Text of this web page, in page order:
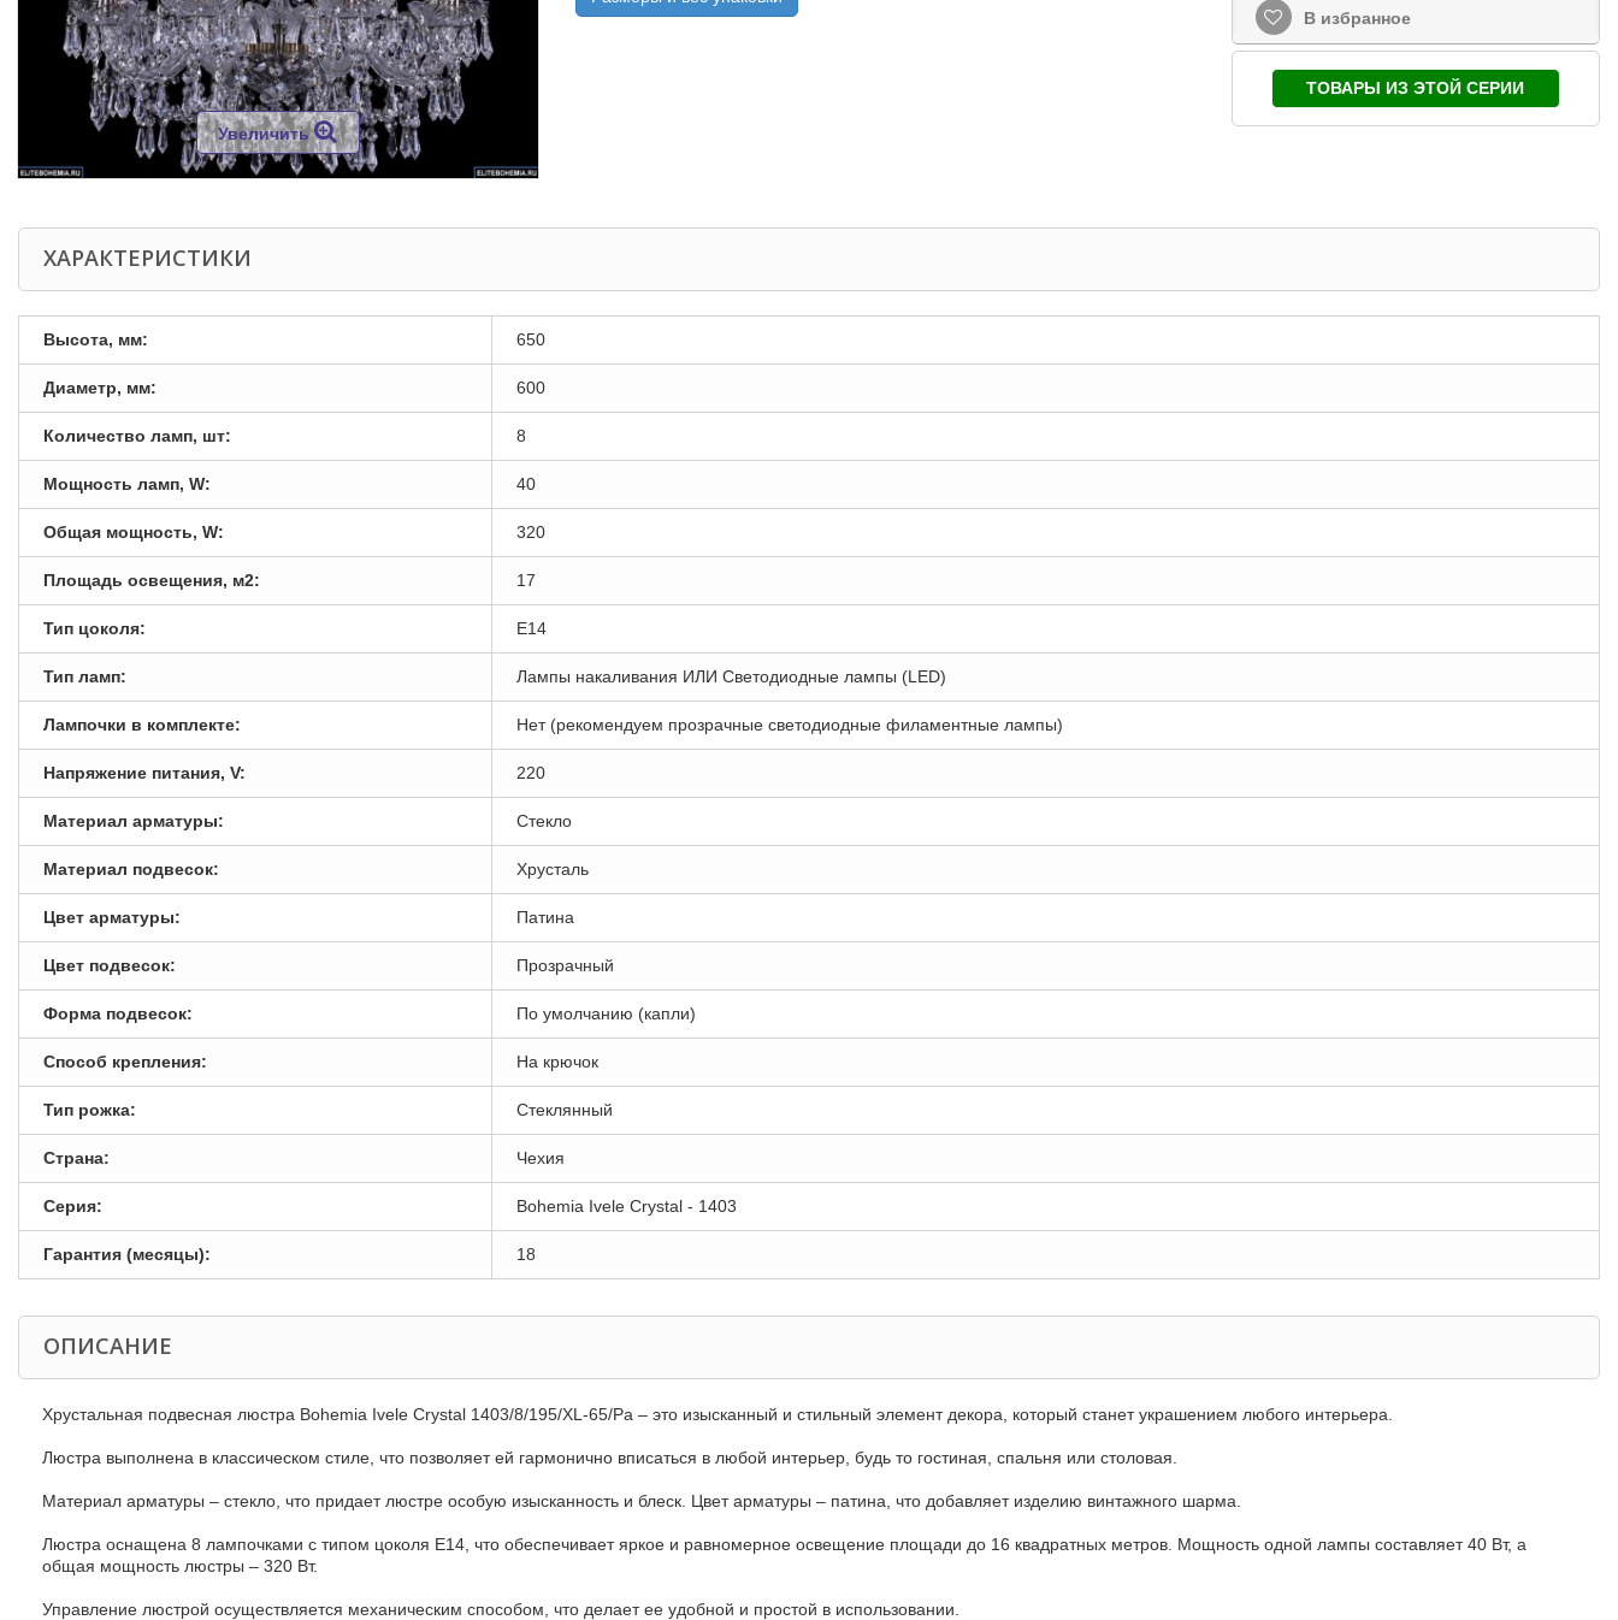
Увеличить
В избранное
ТОВАРЫ ИЗ ЭТОЙ СЕРИИ
ХАРАКТЕРИСТИКИ
Высота, мм: 650
Диаметр, мм: 600
Количество ламп, шт: 8
Мощность ламп, W: 40
Общая мощность, W: 320
Площадь освещения, м2: 17
Тип цоколя: E14
Тип ламп: Лампы накаливания ИЛИ Светодиодные лампы (LED)
Лампочки в комплекте: Нет (рекомендуем прозрачные светодиодные филаментные лампы)
Напряжение питания, V: 220
Материал арматуры: Стекло
Материал подвесок: Хрусталь
Цвет арматуры: Патина
Цвет подвесок: Прозрачный
Форма подвесок: По умолчанию (капли)
Способ крепления: На крючок
Тип рожка: Стеклянный
Страна: Чехия
Серия: Bohemia Ivele Crystal - 1403
Гарантия (месяцы): 18
ОПИСАНИЕ
Хрустальная подвесная люстра Bohemia Ivele Crystal 1403/8/195/XL-65/Pa – это изысканный и стильный элемент декора, который станет украшением любого интерьера.
Люстра выполнена в классическом стиле, что позволяет ей гармонично вписаться в любой интерьер, будь то гостиная, спальня или столовая.
Материал арматуры – стекло, что придает люстре особую изысканность и блеск. Цвет арматуры – патина, что добавляет изделию винтажного шарма.
Люстра оснащена 8 лампочками с типом цоколя E14, что обеспечивает яркое и равномерное освещение площади до 16 квадратных метров. Мощность одной лампы составляет 40 Вт, а
общая мощность люстры – 320 Вт.
Управление люстрой осуществляется механическим способом, что делает ее удобной и простой в использовании.